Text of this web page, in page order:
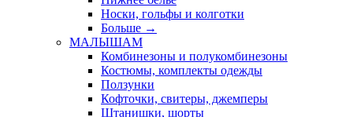
Носки, гольфы и колготки
Больше →
МАЛЫШАМ
Комбинезоны и полукомбинезоны
Костюмы, комплекты одежды
Ползунки
Кофточки, свитеры, джемперы
Штанишки, шорты